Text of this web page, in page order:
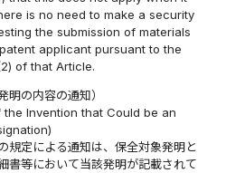
is no need to make a security
the submission of materials
applicant pursuant to the
of that Article.
明の内容の通知）
Invention that Could be an
規定による通知は、保全対象発明と
書等において当該発明が記載されて